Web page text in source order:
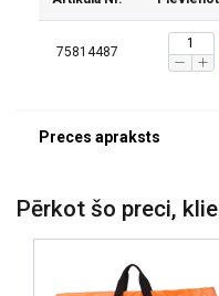
75814487
Pērkot šo preci,